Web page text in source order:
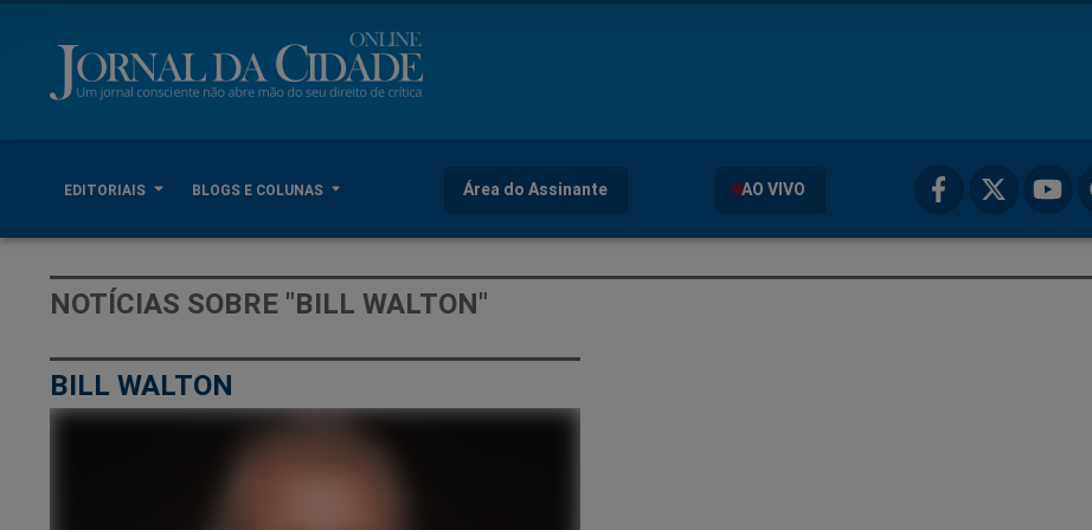
EDITORIAIS BLOGS E COLUNAS Área do Assinante AO VIVO
NOTÍCIAS SOBRE "BILL WALTON"
BILL WALTON